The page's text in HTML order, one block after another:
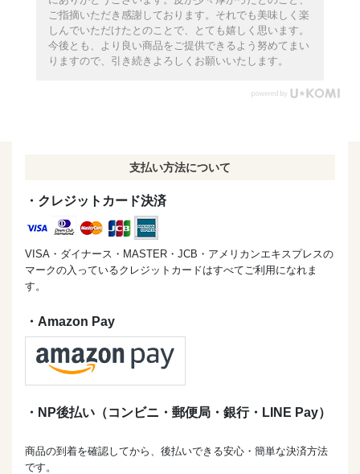
ご指摘いただき感謝しております。それでも美味しく楽
しんでいただけたとのことで、とても嬉しく思います。
今後とも、より良い商品をご提供できるよう努めてまい
りますので、引き続きよろしくお願いいたします。
支払い方法について
・クレジットカード決済
VISA・ダイナース・MASTER・JCB・アメリカンエキスプレスの
マークの入っているクレジットカードはすべてご利用になれま
す。
・Amazon Pay
・NP後払い（コンビニ・郵便局・銀行・LINE Pay）
商品の到着を確認してから、後払いできる安心・簡単な決済方法
です。